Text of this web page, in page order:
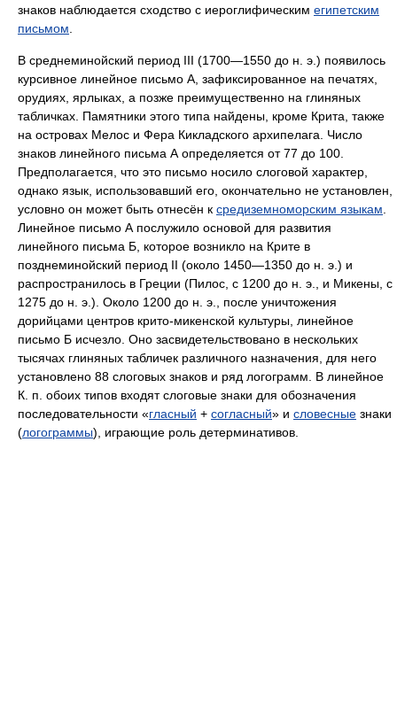
знаков наблюдается сходство с иероглифическим египетским
письмом
В среднеминойский период III (1700—1550 до н. э.) появилось
курсивное линейное письмо А, зафиксированное на печатях,
орудиях, ярлыках, а позже преимущественно на глиняных
табличках. Памятники этого типа найдены, кроме Крита, также
на островах Мелос и Фера Кикладского архипелага. Число
знаков линейного письма А определяется от 77 до 100.
Предполагается, что это письмо носило слоговой характер,
однако язык, использовавший его, окончательно не установлен,
условно он может быть отнесён к средиземноморским языкам
Линейное письмо А послужило основой для развития
линейного письма Б, которое возникло на Крите в
позднеминойский период II (около 1450—1350 до н. э.) и
распространилось в Греции (Пилос, с 1200 до н. э., и Микены, с
1275 до н. э.). Около 1200 до н. э., после уничтожения
дорийцами центров крито-микенской культуры, линейное
письмо Б исчезло. Оно засвидетельствовано в нескольких
тысячах глиняных табличек различного назначения, для него
установлено 88 слоговых знаков и ряд логограмм. В линейное
К. п. обоих типов входят слоговые знаки для обозначения
последовательности «гласный + согласный» и словесные знаки
(логограммы), играющие роль детерминативов.